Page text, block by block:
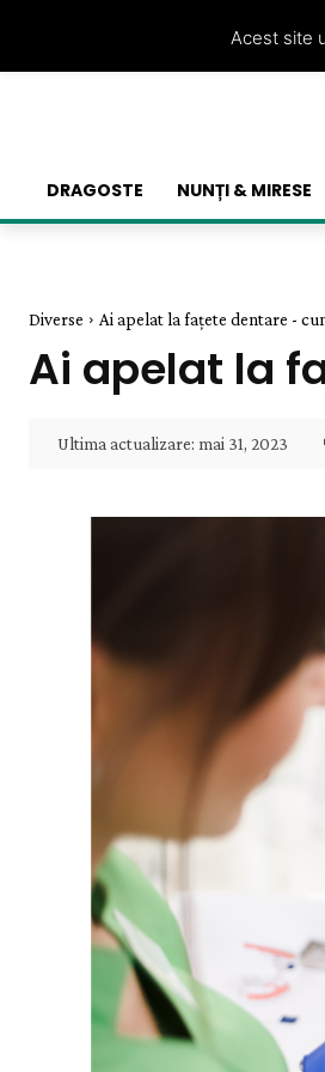
DRAGOSTE NUNȚI & MIRESE
Diverse Ai apelat la fațete dentare -
Ai apelat la
Ultima actualizare: mai 31, 2023
Acest site